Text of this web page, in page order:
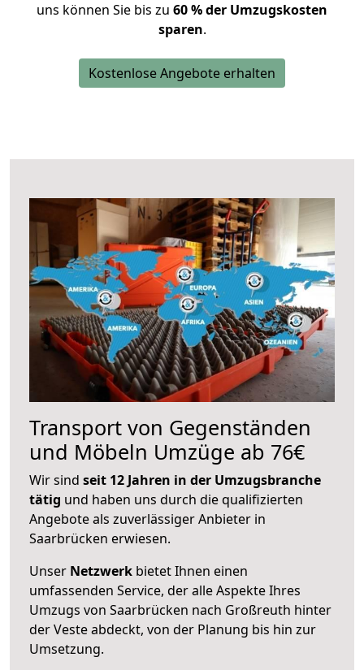
uns können Sie bis zu 60 % der Umzugskosten
sparen.
Kostenlose Angebote erhalten
Transport von Gegenständen
und Möbeln Umzüge ab 76€
Wir sind seit 12 Jahren in der Umzugsbranche
tätig und haben uns durch die qualifizierten
Angebote als zuverlässiger Anbieter in
Saarbrücken erwiesen.
Unser Netzwerk bietet Ihnen einen
umfassenden Service, der alle Aspekte Ihres
Umzugs von Saarbrücken nach Großreuth hinter
der Veste abdeckt, von der Planung bis hin zur
Umsetzung.